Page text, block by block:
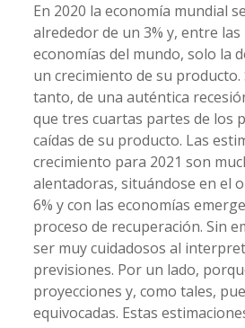
En 2020 la economía mundial
alrededor de un 3% y, entre las
economías del mundo, solo la
un crecimiento de su
tanto, de una auténtica
que tres cuartas partes de los
caídas de su producto. Las
crecimiento para 2021 son
alentadoras, situándose en el
6% y con las economías
proceso de recuperación. Sin
ser muy cuidadosos al
previsiones. Por un lado,
proyecciones y, como tales,
equivocadas. Estas